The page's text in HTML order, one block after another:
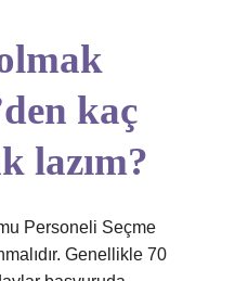
kaç
lazım?
Personeli Seçme
Genellikle 70